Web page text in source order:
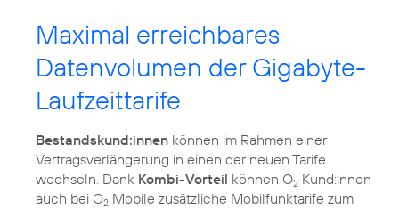
Maximal erreichbares
Datenvolumen der Gigabyte-
Laufzeittarife
Bestandskund:innen können im Rahmen einer
Vertragsverlängerung in einen der neuen Tarife
wechseln. Dank Kombi-Vorteil können O2 Kund:innen
auch bei O2 Mobile zusätzliche Mobilfunktarife zum